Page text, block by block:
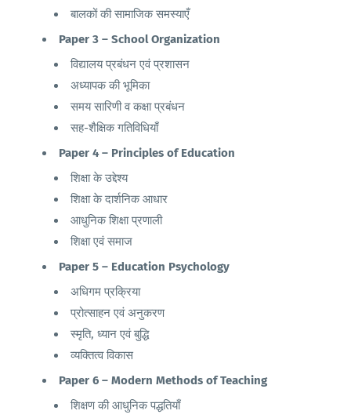
बालकों की सामाजिक समस्याएँ
Paper 3 – School Organization
विद्यालय प्रबंधन एवं प्रशासन
अध्यापक की भूमिका
समय सारिणी व कक्षा प्रबंधन
सह-शैक्षिक गतिविधियाँ
Paper 4 – Principles of Education
शिक्षा के उद्देश्य
शिक्षा के दार्शनिक आधार
आधुनिक शिक्षा प्रणाली
शिक्षा एवं समाज
Paper 5 – Education Psychology
अधिगम प्रक्रिया
प्रोत्साहन एवं अनुकरण
स्मृति, ध्यान एवं बुद्धि
व्यक्तित्व विकास
Paper 6 – Modern Methods of Teaching
शिक्षण की आधुनिक पद्धतियाँ